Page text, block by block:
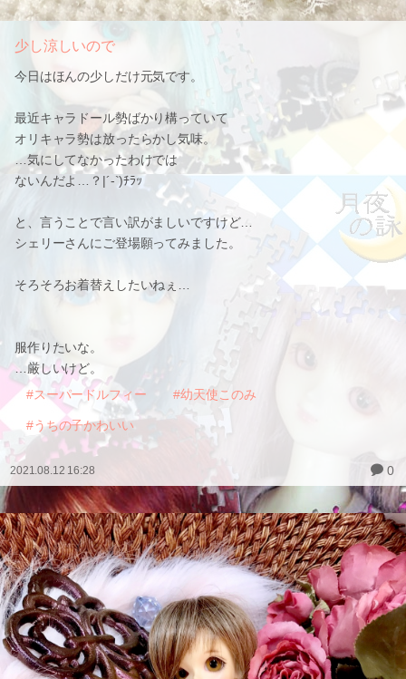
少し涼しいので
今日はほんの少しだけ元気です。
最近キャラドール勢ばかり構っていて
オリキャラ勢は放ったらかし気味。
…気にしてなかったわけでは
ないんだよ…？|´-`)ﾁﾗｯ
と、言うことで言い訳がましいですけど…
シェリーさんにご登場願ってみました。
そろそろお着替えしたいねぇ…
服作りたいな。
…厳しいけど。
#スーパードルフィー
#幼天使このみ
#うちの子かわいい
2021.08.12 16:28 0